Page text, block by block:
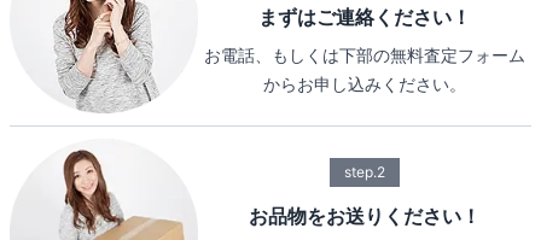
まずはご連絡ください！
お電話、もしくは下部の無料査定フォーム
からお申し込みください。
step.2
お品物をお送りください！